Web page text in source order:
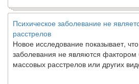
Психическое заболевание не
расстрелов
Новое исследование показывает,
заболевания не являются фактором
массовых расстрелов или других